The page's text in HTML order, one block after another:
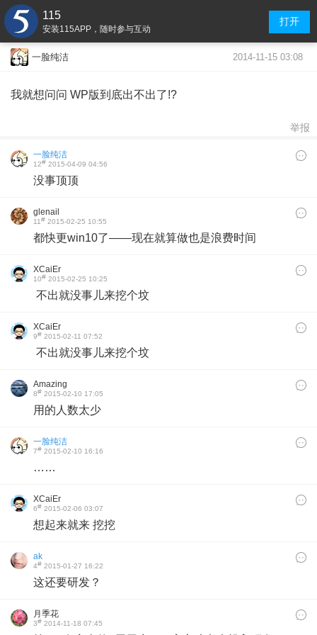
115
安装115APP，随时参与互动
打开
一脸纯洁 2014-11-15 03:08
我就想问问 WP版到底出不出了!?
举报
一脸纯洁
12# 2015-04-09 04:56
没事顶顶
glenail
11# 2015-02-25 10:55
都快更win10了——现在就算做也是浪费时间
XCaiEr
10# 2015-02-25 10:25
不出就没事儿来挖个坟
XCaiEr
9# 2015-02-11 07:52
不出就没事儿来挖个坟
Amazing
8# 2015-02-10 17:05
用的人数太少
一脸纯洁
7# 2015-02-10 16:16
……
XCaiEr
6# 2015-02-06 03:07
想起来就来 挖挖
ak
4# 2015-01-27 16:22
这还要研发？
月季花
3# 2014-11-18 07:45